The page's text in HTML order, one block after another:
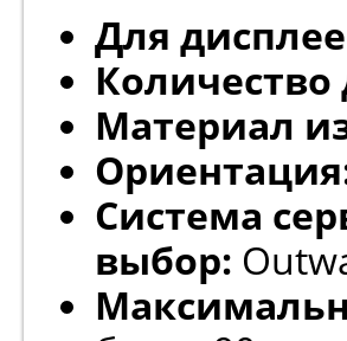
Для
Материал
Система
выбор: